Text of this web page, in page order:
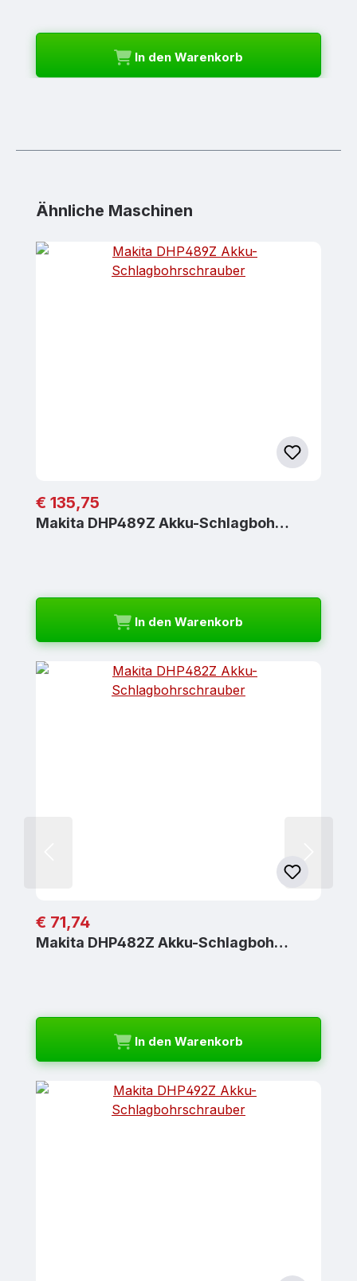
In den Warenkorb
Produktgalerie überspringen
Ähnliche Maschinen
Regulärer Preis:
€ 135,75
Makita DHP489Z Akku-Schlagboh…
In den Warenkorb
Regulärer Preis:
€ 71,74
Makita DHP482Z Akku-Schlagboh…
In den Warenkorb